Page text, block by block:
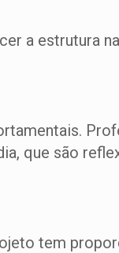
a estrutura
que são
tem